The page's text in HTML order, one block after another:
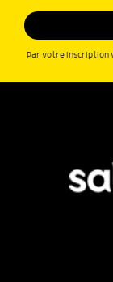
Par votre inscription